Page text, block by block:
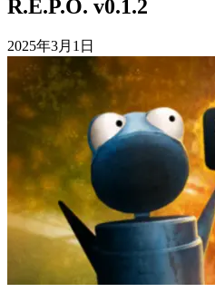
R.E.P.O. v0.1.2
2025年3月1日